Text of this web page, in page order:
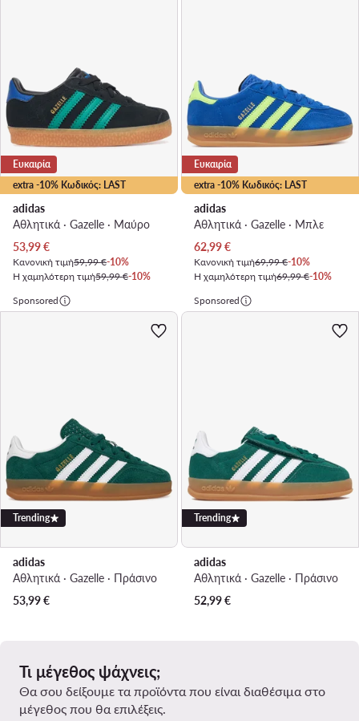
extra -10% Κωδικός: LAST
Ευκαιρία
adidas
Αθλητικά · Gazelle · Μαύρο
Τρέχουσα τιμή
53,99€
Κανονική τιμή59,99 €-10%
Η χαμηλότερη τιμή59,99 €-10%
extra -10% Κωδικός: LAST
Ευκαιρία
adidas
Αθλητικά · Gazelle · Μπλε
Τρέχουσα τιμή
62,99€
Κανονική τιμή69,99 €-10%
Η χαμηλότερη τιμή69,99 €-10%
Sponsored
Trending
adidas
Αθλητικά · Gazelle · Πράσινο
53,99€
Sponsored
Trending
adidas
Αθλητικά · Gazelle · Πράσινο
52,99€
Τι μέγεθος ψάχνεις;
Θα σου δείξουμε τα προϊόντα που είναι διαθέσιμα στο
μέγεθος που θα επιλέξεις.